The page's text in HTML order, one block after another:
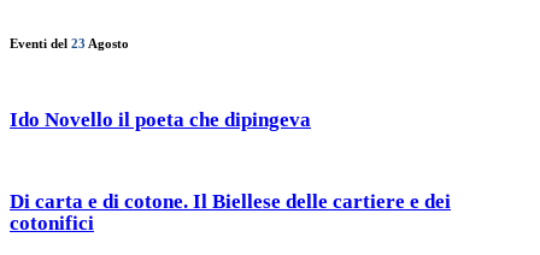
Eventi del 23 Agosto
Ido Novello il poeta che dipingeva
Di carta e di cotone. Il Biellese delle cartiere e dei
cotonifici